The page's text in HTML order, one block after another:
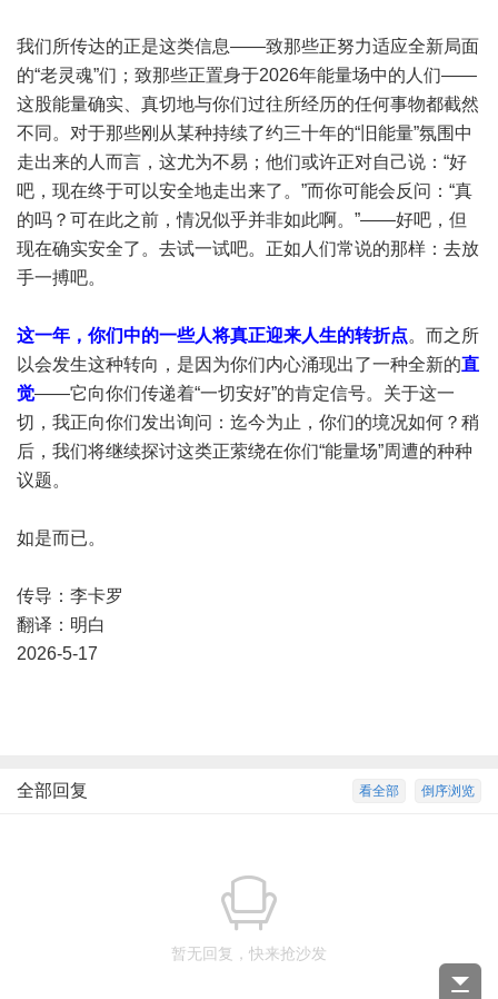
我们所传达的正是这类信息——致那些正努力适应全新局面
的“老灵魂”们；致那些正置身于2026年能量场中的人们——
这股能量确实、真切地与你们过往所经历的任何事物都截然
不同。对于那些刚从某种持续了约三十年的“旧能量”氛围中
走出来的人而言，这尤为不易；他们或许正对自己说：“好
吧，现在终于可以安全地走出来了。”而你可能会反问：“真
的吗？可在此之前，情况似乎并非如此啊。”——好吧，但
现在确实安全了。去试一试吧。正如人们常说的那样：去放
手一搏吧。
这一年，你们中的一些人将真正迎来人生的转折点。而之所
以会发生这种转向，是因为你们内心涌现出了一种全新的直
觉——它向你们传递着“一切安好”的肯定信号。关于这一
切，我正向你们发出询问：迄今为止，你们的境况如何？稍
后，我们将继续探讨这类正萦绕在你们“能量场”周遭的种种
议题。
如是而已。
传导：李卡罗
翻译：明白
2026-5-17
倒序浏览
看全部
全部回复
暂无回复，快来抢沙发